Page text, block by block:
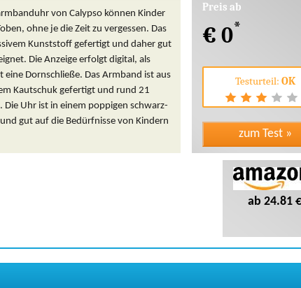
von Calypso können Kinder
ohne je die Zeit zu vergessen. Das
Kunststoff gefertigt und daher gut
Die Anzeige erfolgt digital, als
eine Dornschließe. Das Armband ist aus
Kautschuk gefertigt und rund 21
Uhr ist in einem poppigen schwarz-
gut auf die Bedürfnisse von Kindern
Preis ab
€ 0*
Testurteil: OK
ab 24.81 €